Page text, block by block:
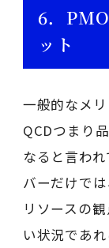
6．
ット
一般的なメ
QCDつまり
なると言わ
バーだけで
リソースの
い状況であ